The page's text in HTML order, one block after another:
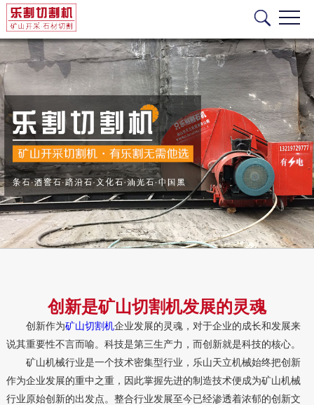
创新是矿山切割机发展的灵魂
创新作为矿山切割机企业发展的灵魂，对于企业的成长和发展来
说其重要性不言而喻。科技是第三生产力，而创新就是科技的核心。
矿山机械行业是一个技术密集型行业，乐山天立机械始终把创新
作为企业发展的重中之重，因此掌握先进的制造技术便成为矿山机械
行业原始创新的出发点。整合行业发展至今已经渗透着浓郁的创新文